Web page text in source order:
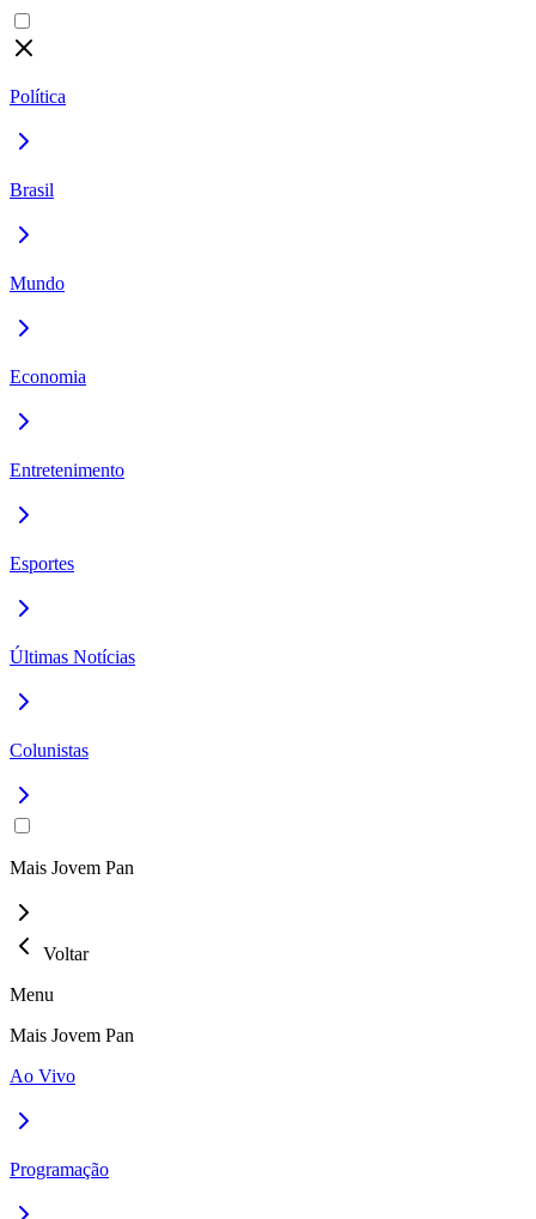
Política
Brasil
Mundo
Economia
Entretenimento
Esportes
Últimas Notícias
Colunistas
Mais Jovem Pan
Voltar
Menu
Mais Jovem Pan
Ao Vivo
Programação